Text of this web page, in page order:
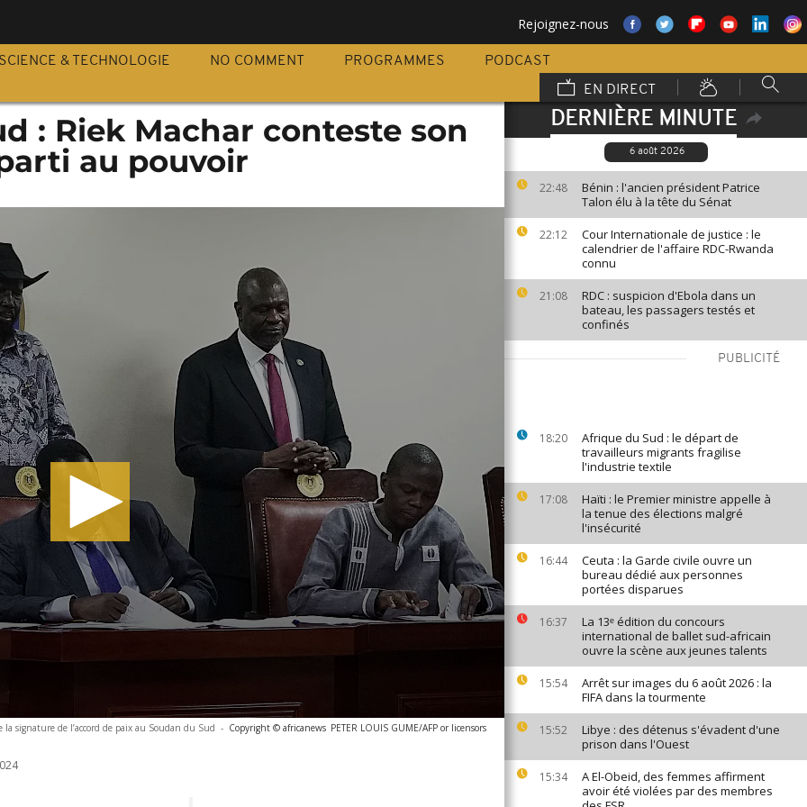
Rejoignez-nous
SCIENCE & TECHNOLOGIE NO COMMENT PROGRAMMES
PODCAST
EN DIRECT
DERNIÈRE MINUTE
6 août 2026
22:48
Bénin : l'ancien président Patrice
Talon élu à la tête du Sénat
22:12
Cour Internationale de justice : le
calendrier de l'affaire RDC-Rwanda
connu
21:08
RDC : suspicion d'Ebola dans un
bateau, les passagers testés et
confinés
PUBLICITÉ
18:20
Afrique du Sud : le départ de
travailleurs migrants fragilise
l'industrie textile
17:08
Haïti : le Premier ministre appelle à
la tenue des élections malgré
l'insécurité
16:44
Ceuta : la Garde civile ouvre un
bureau dédié aux personnes
portées disparues
16:37
La 13ᵉ édition du concours
international de ballet sud-africain
ouvre la scène aux jeunes talents
15:54
Arrêt sur images du 6 août 2026 : la
FIFA dans la tourmente
15:52
Libye : des détenus s'évadent d'une
prison dans l'Ouest
15:34
A El-Obeid, des femmes affirment
avoir été violées par des membres
: Riek Machar conteste son
au pouvoir
la signature de l’accord de paix au Soudan du Sud - Copyright © africanews PETER LOUIS GUME/AFP or licensors